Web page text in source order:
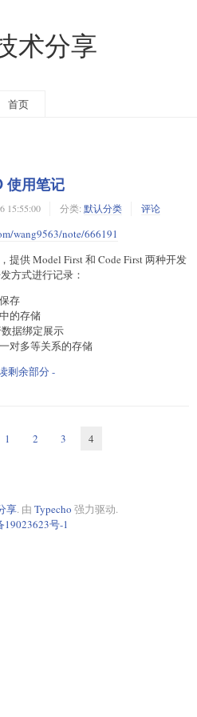
术分享
首页
使用笔记
15:55:00 分类: 默认分类 评论
wang9563/note/666191
提供 Model First 和 Code First 两种开发
方式进行记录：
存
的存储
据绑定展示
对多等关系的存储
剩余部分 -
1 2 3 4
享. 由 Typecho 强力驱动.
19023623号-1